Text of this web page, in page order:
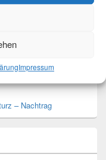
Impressum
– Nachtrag